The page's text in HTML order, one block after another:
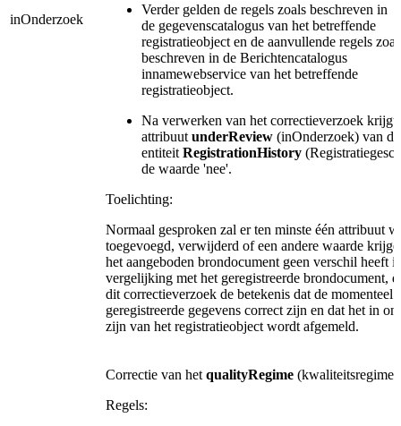
inOnderzoek
Verder gelden de regels zoals beschreven in
de gegevenscatalogus van het betreffende
registratieobject en de aanvullende regels
beschreven in de Berichtencatalogus
innamewebservice van het betreffende
registratieobject.
Na verwerken van het correctieverzoek krijgt
attribuut underReview (inOnderzoek) van de
entiteit RegistrationHistory
de waarde 'nee'.
Toelichting:
Normaal gesproken zal er ten minste één attribuut
toegevoegd, verwijderd of een andere waarde
het aangeboden brondocument geen verschil heeft
vergelijking met het geregistreerde brondocument,
dit correctieverzoek de betekenis dat de momenteel
geregistreerde gegevens correct zijn en dat het in
zijn van het registratieobject wordt afgemeld.
Correctie van het qualityRegime (kwaliteitsregime)
Regels: